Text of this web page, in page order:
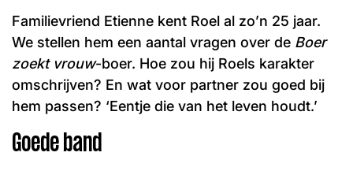
Nieuwsbrief
Word lid
Meest gezocht
Boeren Deedry Jan
John Julius Martijn
Familievriend Etienne kent Roel al zo’n 25 jaar.
We stellen hem een aantal vragen over de Boer
zoekt vrouw-boer. Hoe zou hij Roels karakter
omschrijven? En wat voor partner zou goed bij
hem passen? ‘Eentje die van het leven houdt.’
Goede band